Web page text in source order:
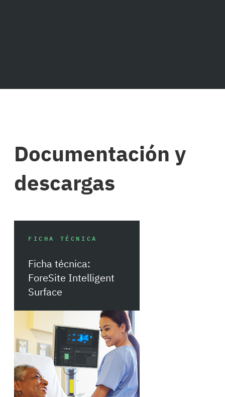
Documentación y
descargas
FICHA TÉCNICA
Ficha técnica:
ForeSite Intelligent
Surface